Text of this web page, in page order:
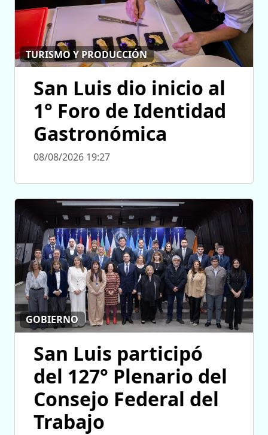
TURISMO Y PRODUCCIÓN
San Luis dio inicio al
1° Foro de Identidad
Gastronómica
08/08/2026 19:27
GOBIERNO
San Luis participó
del 127° Plenario del
Consejo Federal del
Trabajo